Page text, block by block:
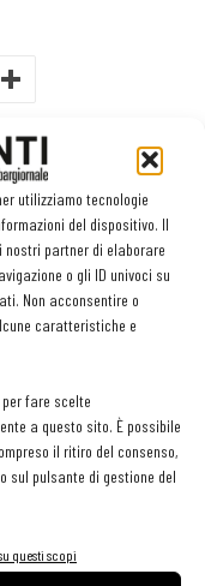
utilizziamo tecnologie
del dispositivo. Il
nostri partner di elaborare
o gli ID univoci su
Non acconsentire o
caratteristiche e
fare scelte
a questo sito. È possibile
il ritiro del consenso,
sul pulsante di gestione del
questi scopi
orario esteso e
delle aziende